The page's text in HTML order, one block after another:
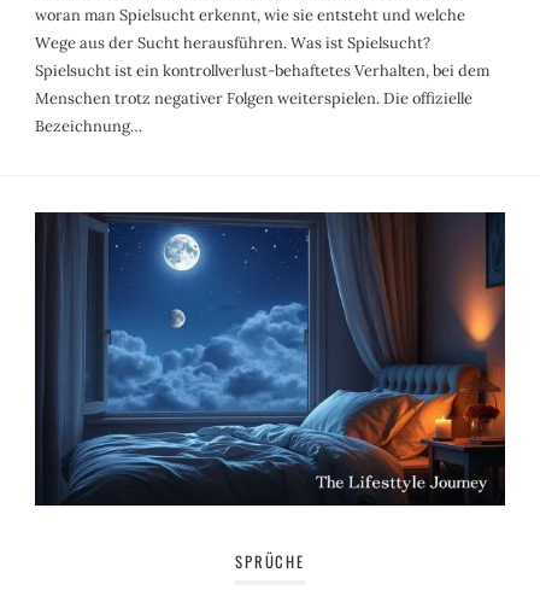
woran man Spielsucht erkennt, wie sie entsteht und welche
Wege aus der Sucht herausführen. Was ist Spielsucht?
Spielsucht ist ein kontrollverlust-behaftetes Verhalten, bei dem
Menschen trotz negativer Folgen weiterspielen. Die offizielle
Bezeichnung…
SPRÜCHE